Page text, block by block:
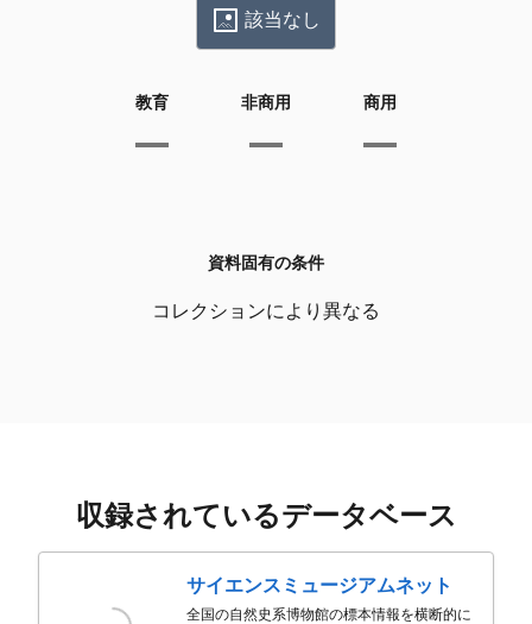
該当なし
教育 非商用 商用
資料固有の条件
コレクションにより異なる
収録されているデータベース
サイエンスミュージアムネット
全国の自然史系博物館の標本情報を横断的に